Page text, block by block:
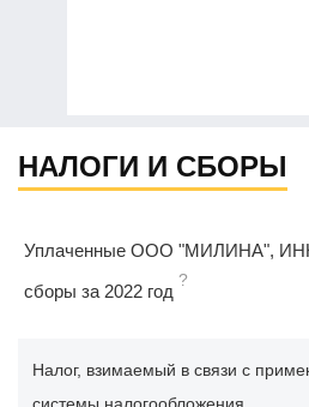
НАЛОГИ И СБОРЫ
Уплаченные ООО "МИЛИНА", ИНН
сборы за 2022 год
?
Налог, взимаемый в связи с